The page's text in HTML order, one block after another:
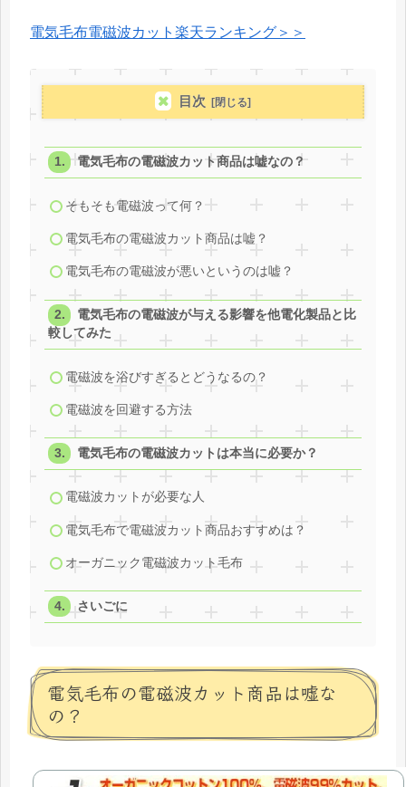
電気毛布電磁波カット楽天ランキング＞＞
目次
電気毛布の電磁波カット商品は嘘なの？
そもそも電磁波って何？
電気毛布の電磁波カット商品は嘘？
電気毛布の電磁波が悪いというのは嘘？
電気毛布の電磁波が与える影響を他電化製品と比
較してみた
電磁波を浴びすぎるとどうなるの？
電磁波を回避する方法
電気毛布の電磁波カットは本当に必要か？
電磁波カットが必要な人
電気毛布で電磁波カット商品おすすめは？
オーガニック電磁波カット毛布
さいごに
電気毛布の電磁波カット商品は嘘な
の？